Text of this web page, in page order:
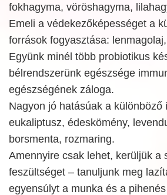
fokhagyma, vöröshagyma,
Emeli a védekezőképességet a
források fogyasztása:
Együnk minél több probiotikus
bélrendszerünk egészsége
egészségének záloga.
Nagyon jó hatásúak a különböző
eukaliptusz, édeskömény,
borsmenta, rozmaring.
Amennyire csak lehet, kerüljük a
feszültséget – tanuljunk meg
egyensúlyt a munka és a